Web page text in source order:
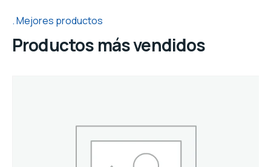
Mejores productos
Productos más vendidos